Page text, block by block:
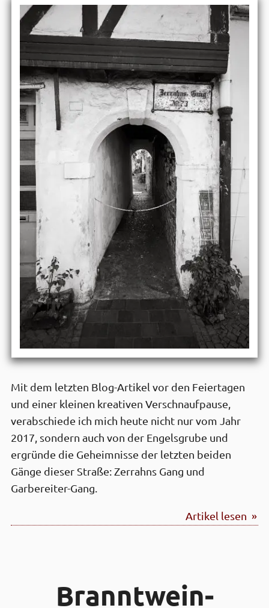
Mit dem letzten Blog-Artikel vor den Feiertagen
und einer kleinen kreativen Verschnauf­pause,
verabschiede ich mich heute nicht nur vom Jahr
2017, sondern auch von der Engelsgrube und
ergründe die Geheimnisse der letzten beiden
Gänge dieser Straße: Zerrahns Gang und
Garbereiter-Gang.
Artikel lesen »
Brannt­wein­